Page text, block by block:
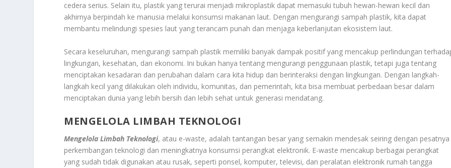
cedera serius. Selain itu, plastik yang terurai menjadi mikroplastik dapat memasuki tubuh hewan-hewan kecil dan
akhirnya berpindah ke manusia melalui konsumsi makanan laut. Dengan mengurangi sampah plastik, kita dapat
membantu melindungi spesies laut yang terancam punah dan menjaga keberlanjutan ekosistem laut.
Secara keseluruhan, mengurangi sampah plastik memiliki banyak dampak positif yang mencakup perlindungan
lingkungan, kesehatan, dan ekonomi. Ini bukan hanya tentang mengurangi penggunaan plastik, tetapi juga tentang
menciptakan kesadaran dan perubahan dalam cara kita hidup dan berinteraksi dengan lingkungan. Dengan langkah-
langkah kecil yang dilakukan oleh individu, komunitas, dan pemerintah, kita bisa membuat perbedaan besar dalam
menciptakan dunia yang lebih bersih dan lebih sehat untuk generasi mendatang.
MENGELOLA LIMBAH TEKNOLOGI
Mengelola Limbah Teknologi, atau e-waste, adalah tantangan besar yang semakin mendesak seiring dengan pesatnya
perkembangan teknologi dan meningkatnya konsumsi perangkat elektronik. E-waste mencakup berbagai perangkat
yang sudah tidak digunakan atau rusak, seperti ponsel, komputer, televisi, dan peralatan elektronik rumah tangga